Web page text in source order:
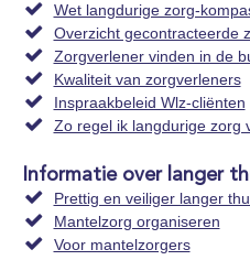
Wet langdurige zorg-
Overzicht gecontracteerde
Zorgverlener vinden in de
Kwaliteit van zorgverleners
Inspraakbeleid Wlz-cliënten
Zo regel ik langdurige zorg
Informatie over langer
Prettig en veiliger langer
Mantelzorg organiseren
Voor mantelzorgers